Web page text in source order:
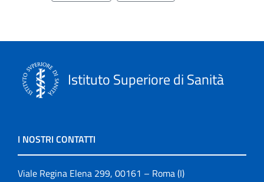
Istituto Superiore di Sanità
I NOSTRI CONTATTI
Viale Regina Elena 299, 00161 – Roma (I)